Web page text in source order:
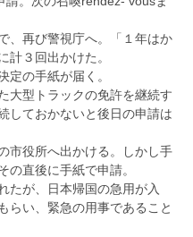
、再び警視庁へ。「１年はか
計３回出かけた。
の手紙が届く。
大型トラックの免許を継続す
しておかないと後日の申請は
市役所へ出かける。しかし手
の直後に手紙で申請。
たが、日本帰国の急用が入
らい、緊急の用事であること